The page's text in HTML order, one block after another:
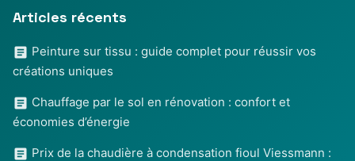
Articles récents
Peinture sur tissu : guide complet pour réussir vos
créations uniques
Chauffage par le sol en rénovation : confort et
économies d’énergie
Prix de la chaudière à condensation fioul Viessmann :